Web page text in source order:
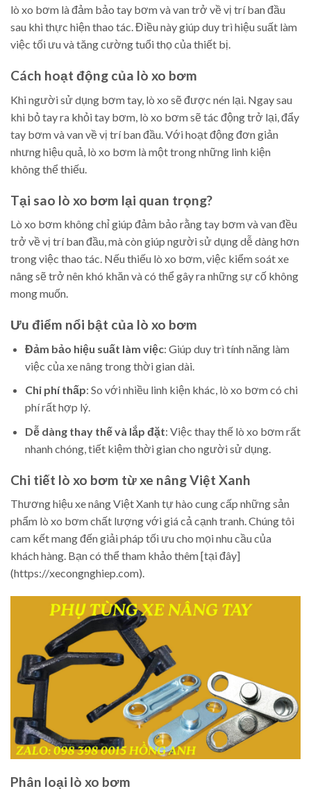
lò xo bơm là đảm bảo tay bơm và van trở về vị trí ban đầu
sau khi thực hiện thao tác. Điều này giúp duy trì hiệu suất làm
việc tối ưu và tăng cường tuổi thọ của thiết bị.
Cách hoạt động của lò xo bơm
Khi người sử dụng bơm tay, lò xo sẽ được nén lại. Ngay sau
khi bỏ tay ra khỏi tay bơm, lò xo bơm sẽ tác động trở lại, đẩy
tay bơm và van về vị trí ban đầu. Với hoạt động đơn giản
nhưng hiệu quả, lò xo bơm là một trong những linh kiện
không thể thiếu.
Tại sao lò xo bơm lại quan trọng?
Lò xo bơm không chỉ giúp đảm bảo rằng tay bơm và van đều
trở về vị trí ban đầu, mà còn giúp người sử dụng dễ dàng hơn
trong việc thao tác. Nếu thiếu lò xo bơm, việc kiểm soát xe
nâng sẽ trở nên khó khăn và có thể gây ra những sự cố không
mong muốn.
Ưu điểm nổi bật của lò xo bơm
Đảm bảo hiệu suất làm việc: Giúp duy trì tính năng làm
việc của xe nâng trong thời gian dài.
Chi phí thấp: So với nhiều linh kiện khác, lò xo bơm có chi
phí rất hợp lý.
Dễ dàng thay thế và lắp đặt: Việc thay thế lò xo bơm rất
nhanh chóng, tiết kiệm thời gian cho người sử dụng.
Chi tiết lò xo bơm từ xe nâng Việt Xanh
Thương hiệu xe nâng Việt Xanh tự hào cung cấp những sản
phẩm lò xo bơm chất lượng với giá cả cạnh tranh. Chúng tôi
cam kết mang đến giải pháp tối ưu cho mọi nhu cầu của
khách hàng. Bạn có thể tham khảo thêm [tại đây]
(https://xecongnghiep.com).
Phân loại lò xo bơm